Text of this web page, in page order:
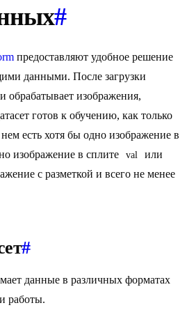
#
предоставляют удобное решение
данными. После загрузки
обрабатывает изображения,
готов к обучению, как только
есть хотя бы одно изображение в
изображение в сплите val или
с разметкой и всего не менее
#
данные в различных форматах
работы.